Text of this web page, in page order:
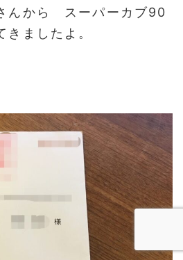
んから スーパーカブ90
きましたよ。